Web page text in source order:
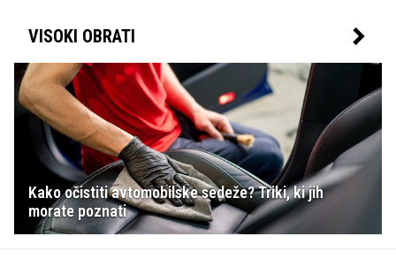
VISOKI OBRATI
Kako očistiti avtomobilske sedeže? Triki, ki jih
morate poznati